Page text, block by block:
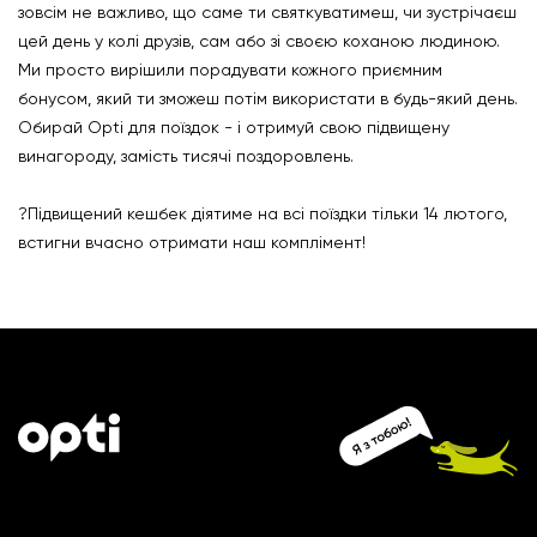
зовсім не важливо, що саме ти святкуватимеш, чи зустрічаєш
цей день у колі друзів, сам або зі своєю коханою людиною.
Ми просто вирішили порадувати кожного приємним
бонусом, який ти зможеш потім використати в будь-який день.
Обирай Opti для поїздок - і отримуй свою підвищену
винагороду, замість тисячі поздоровлень.
?Підвищений кешбек діятиме на всі поїздки тільки 14 лютого,
встигни вчасно отримати наш комплімент!